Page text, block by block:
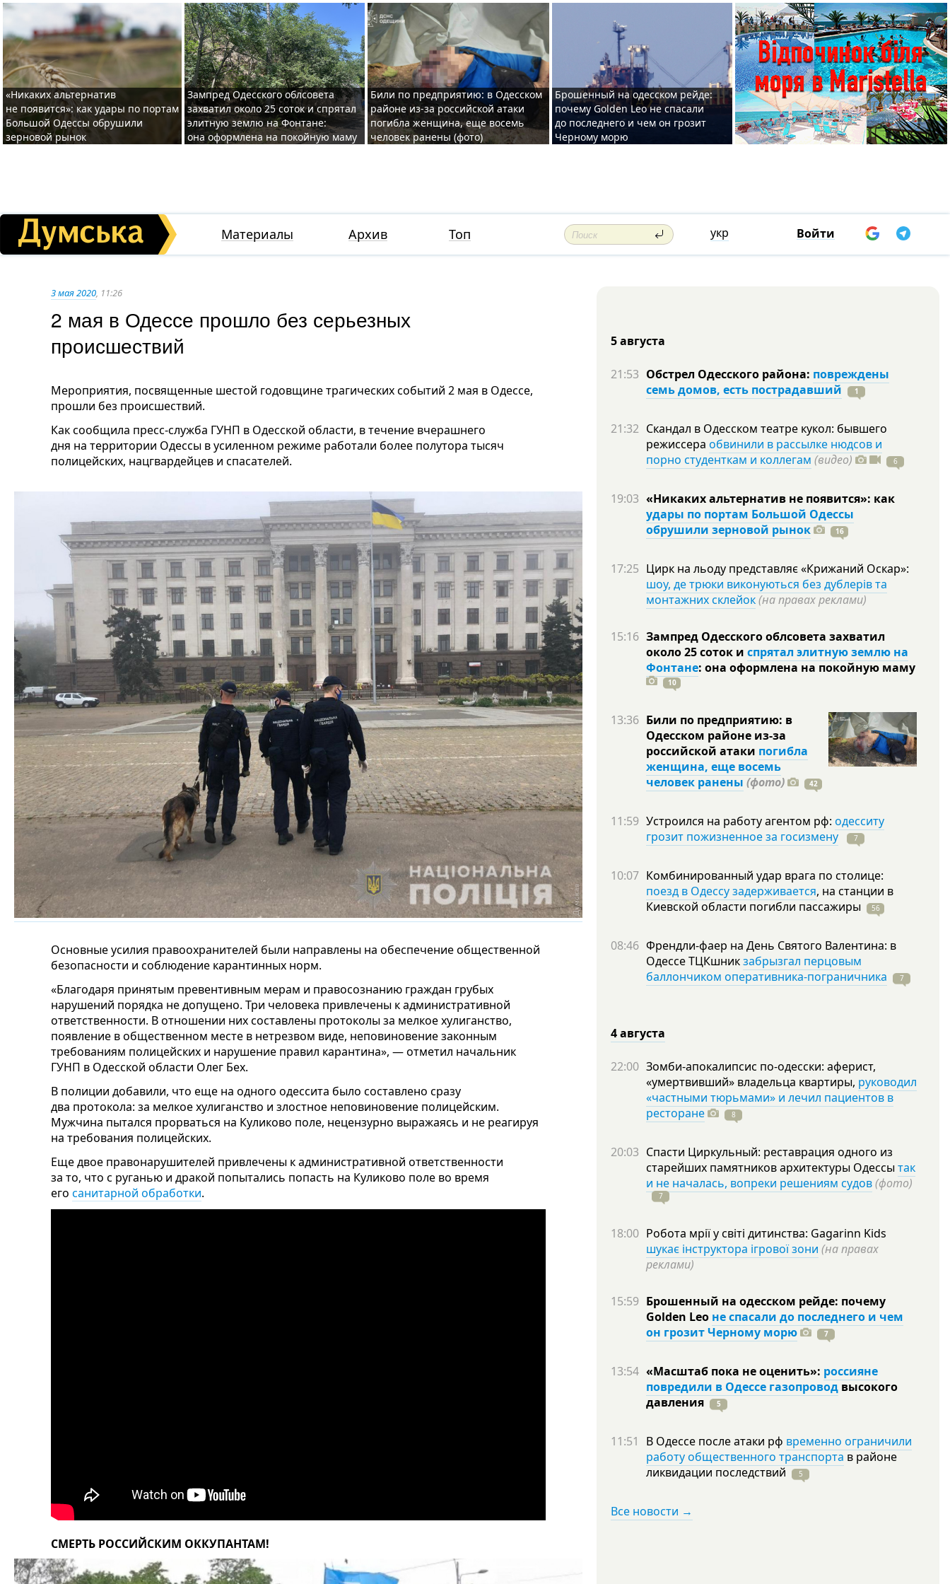
«Никаких альтернатив
не появится»: как удары по портам
Большой Одессы обрушили
зерновой рынок
Зампред Одесского облсовета
захватил около 25 соток и спрятал
элитную землю на Фонтане:
она оформлена на покойную маму
Били по предприятию: в Одесском
районе из-за российской атаки
погибла женщина, еще восемь
человек ранены (фото)
Брошенный на одесском рейде:
почему Golden Leo не спасали
до последнего и чем он грозит
Черному морю
Материалы Архив Топ укр Войти
3 мая 2020, 11:26
2 мая в Одессе прошло без серьезных
происшествий
Мероприятия, посвященные шестой годовщине трагических событий 2 мая в Одессе,
прошли без происшествий.
Как сообщила пресс-служба ГУНП в Одесской области, в течение вчерашнего
дня на территории Одессы в усиленном режиме работали более полутора тысяч
полицейских, нацгвардейцев и спасателей.
Основные усилия правоохранителей были направлены на обеспечение общественной
безопасности и соблюдение карантинных норм.
«Благодаря принятым превентивным мерам и правосознанию граждан грубых
нарушений порядка не допущено. Три человека привлечены к административной
ответственности. В отношении них составлены протоколы за мелкое хулиганство,
появление в общественном месте в нетрезвом виде, неповиновение законным
требованиям полицейских и нарушение правил карантина», — отметил начальник
ГУНП в Одесской области Олег Бех.
В полиции добавили, что еще на одного одессита было составлено сразу
два протокола: за мелкое хулиганство и злостное неповиновение полицейским.
Мужчина пытался прорваться на Куликово поле, нецензурно выражаясь и не реагируя
на требования полицейских.
Еще двое правонарушителей привлечены к административной ответственности
за то, что с руганью и дракой попытались попасть на Куликово поле во время
его санитарной обработки.
СМЕРТЬ РОССИЙСКИМ ОККУПАНТАМ!
5 августа
21:53 Обстрел Одесского района: повреждены
семь домов, есть пострадавший
1
21:32 Скандал в Одесском театре кукол: бывшего
режиссера обвинили в рассылке нюдсов и
порно студенткам и коллегам (видео) 6
19:03 «Никаких альтернатив не появится»: как
удары по портам Большой Одессы
обрушили зерновой рынок
16
17:25 Цирк на льоду представляє «Крижаний Оскар»:
шоу, де трюки виконуються без дублерів та
монтажних склейок(на правах реклами)
15:16 Зампред Одесского облсовета захватил
около 25 соток и спрятал элитную землю на
Фонтане: она оформлена на покойную маму
10
13:36 Били по предприятию: в
Одесском районе из-за
российской атаки погибла
женщина, еще восемь
человек ранены (фото) 42
11:59 Устроился на работу агентом рф: одесситу
грозит пожизненное за госизмену
7
10:07 Комбинированный удар врага по столице:
поезд в Одессу задерживается, на станции в
Киевской области погибли пассажиры 56
08:46 Френдли-фаер на День Святого Валентина: в
Одессе ТЦКшникзабрызгал перцовым
баллончиком оперативника-пограничника
7
4 августа
22:00 Зомби-апокалипсис по-одесски: аферист,
«умертвивший» владельца квартиры, руководил
«частными тюрьмами» и лечил пациентов в
ресторане
8
20:03 Спасти Циркульный: реставрация одного из
старейших памятников архитектуры Одессы так
и не началась, вопреки решениям судов(фото)
7
18:00 Робота мрії у світі дитинства: Gagarinn Kids
шукає інструктора ігрової зони (на правах
реклами)
15:59 Брошенный на одесском рейде: почему
Golden Leo не спасали до последнего и чем
он грозит Черному морю
7
13:54 «Масштаб пока не оценить»: россияне
повредили в Одессе газопровод высокого
давления
5
11:51 В Одессе после атаки рф временно ограничили
работу общественного транспорта в районе
ликвидации последствий 5
Все новости →